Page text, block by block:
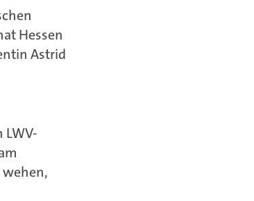
Hessen
Astrid
wehen,